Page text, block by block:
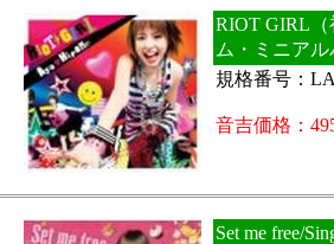
RIOT GIRL
ム・ミニアル
規格番号：
音吉価格：
Set me free/